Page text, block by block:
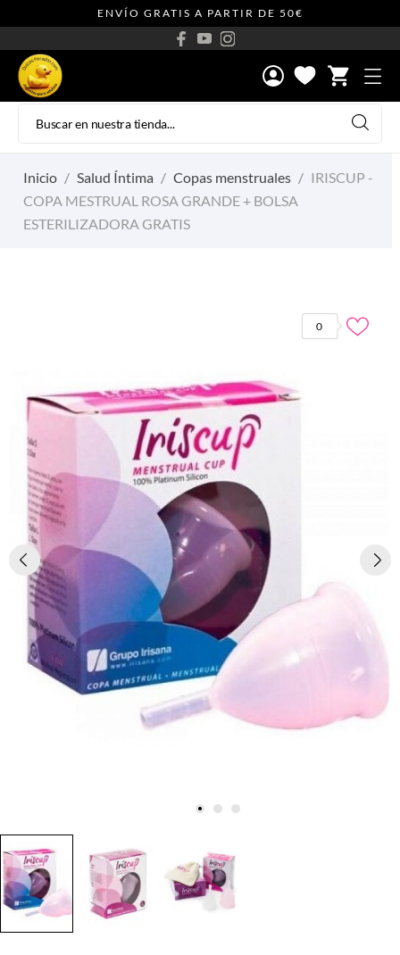
ENVÍO GRATIS A PARTIR DE 50€
shopping_cart
Inicio Salud Íntima Copas menstruales
IRISCUP -
COPA MESTRUAL ROSA GRANDE + BOLSA
ESTERILIZADORA GRATIS
0